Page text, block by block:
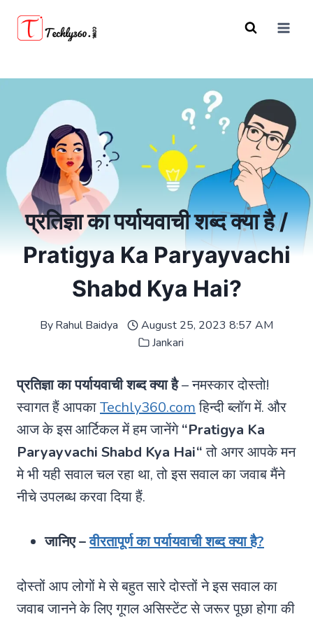
प्रतिज्ञा का पर्यायवाची शब्द क्या है /
Pratigya Ka Paryayvachi
Shabd Kya Hai?
ByRahul Baidya
August 25, 2023 8:57 AM
Jankari
प्रतिज्ञा का पर्यायवाची शब्द क्या है– नमस्कार दोस्तो!
स्वागत हैं आपकाTechly360.comहिन्दी ब्लॉग में. और
आज के इस आर्टिकल में हम जानेंगे“Pratigya Ka
Paryayvachi Shabd Kya Hai“तो अगर आपके मन
मे भी यही सवाल चल रहा था, तो इस सवाल का जवाब मैंने
नीचे उपलब्ध करवा दिया हैं.
जानिए –वीरतापूर्ण का पर्यायवाची शब्द क्या है?
दोस्तों आप लोगों मे से बहुत सारे दोस्तों ने इस सवाल का
जवाब जानने के लिए गूगल असिस्टेंट से जरूर पूछा होगा की